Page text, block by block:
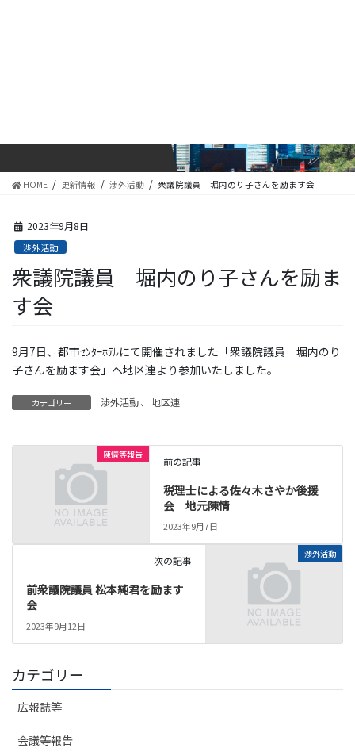
移
HOME 更新情報 渉外活動 衆議院議員 堀内のり子さんを励ます会
2023年9月8日
渉外活動
衆議院議員 堀内のり子さんを励ま
す会
9月7日、都市ｾﾝﾀｰﾎﾃﾙにて開催されました「衆議院議員 堀内のり
子さんを励ます会」へ地区連より参加いたしました。
カテゴリー 渉外活動、 地区連
陳情等報告
前の記事
税理士による佐々木さやか後援
会 地元陳情
2023年9月7日
渉外活動
次の記事
前衆議院議員 松本純君を励ます
会
2023年9月12日
カテゴリー
広報誌等
会議等報告